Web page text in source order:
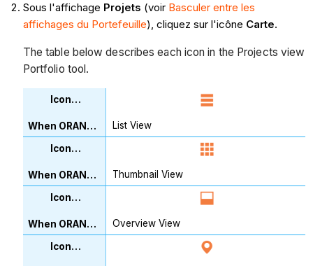
Sous l'affichage Projets (voir Basculer entre les
affichages du Portefeuille), cliquez sur l'icône Carte.
The table below describes each icon in the Projects view
Portfolio tool.
List View
Thumbnail View
Overview View